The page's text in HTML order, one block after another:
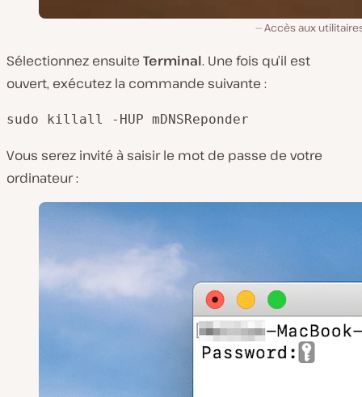
Accès aux
Sélectionnez ensuite Terminal. Une fois qu’il est
ouvert, exécutez la commande suivante :
sudo killall -HUP mDNSReponder
Vous serez invité à saisir le mot de passe de votre
ordinateur :